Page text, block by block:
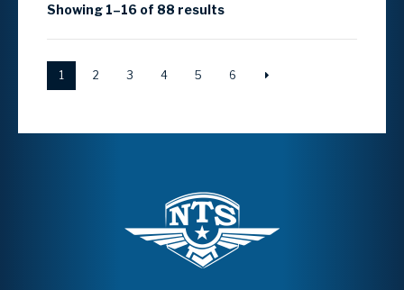
Showing 1–16 of 88 results
1 2 3 4 5 6